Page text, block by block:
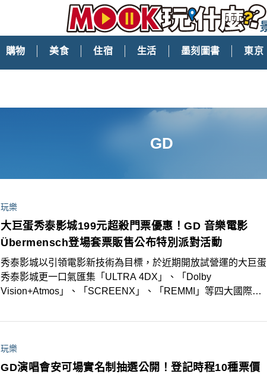
購物 美食 住宿 生活 墨刻圖書 東京
GD
玩樂
大巨蛋秀泰影城199元超殺門票優惠！GD 音樂電影
Übermensch登場套票販售公布特別派對活動
秀泰影城以引領電影新技術為目標，於近期開放試營運的大巨蛋
秀泰影城更一口氣匯集「ULTRA 4DX」、「Dolby
Vision+Atmos」、「SCREENX」、「REMMI」等四大國際級
殺優惠199元電影票活動要把握！
玩樂
GD演唱會安可場實名制抽選公開！登記時程10種票價